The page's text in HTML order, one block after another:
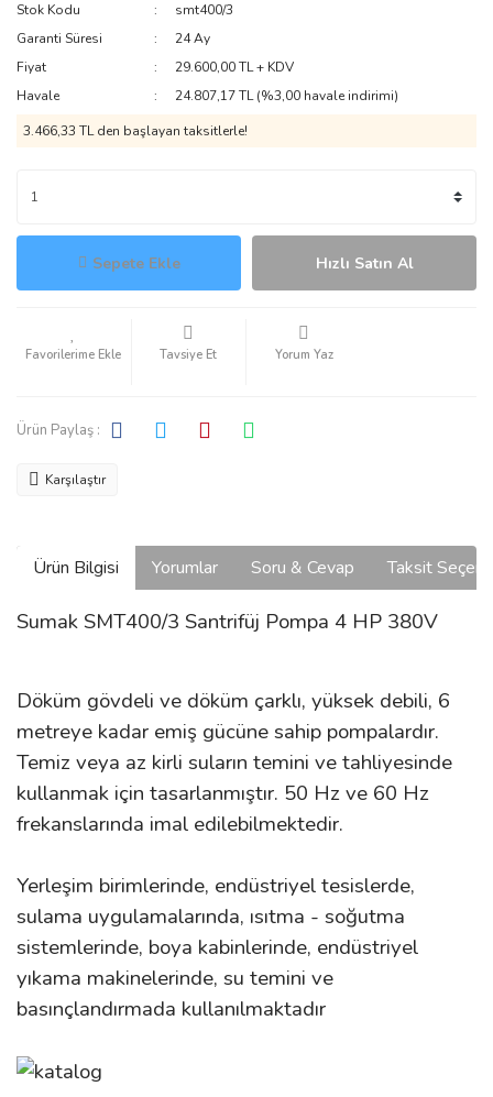
Stok Kodu
smt400/3
Garanti Süresi
24 Ay
Fiyat
29.600,00 TL + KDV
Havale
24.807,17 TL (%3,00 havale indirimi)
3.466,33 TL den başlayan taksitlerle!
Sepete Ekle Hızlı Satın Al
Tavsiye Et Yorum Yaz
Ürün Paylaş :
Karşılaştır
Ürün Bilgisi Yorumlar Soru & Cevap Taksit
Sumak SMT400/3 Santrifüj Pompa 4 HP 380V
Döküm gövdeli ve döküm çarklı, yüksek debili, 6
metreye kadar emiş gücüne sahip pompalardır.
Temiz veya az kirli suların temini ve tahliyesinde
kullanmak için tasarlanmıştır. 50 Hz ve 60 Hz
frekanslarında imal edilebilmektedir.
Yerleşim birimlerinde, endüstriyel tesislerde,
sulama uygulamalarında, ısıtma - soğutma
sistemlerinde, boya kabinlerinde, endüstriyel
yıkama makinelerinde, su temini ve
basınçlandırmada kullanılmaktadır